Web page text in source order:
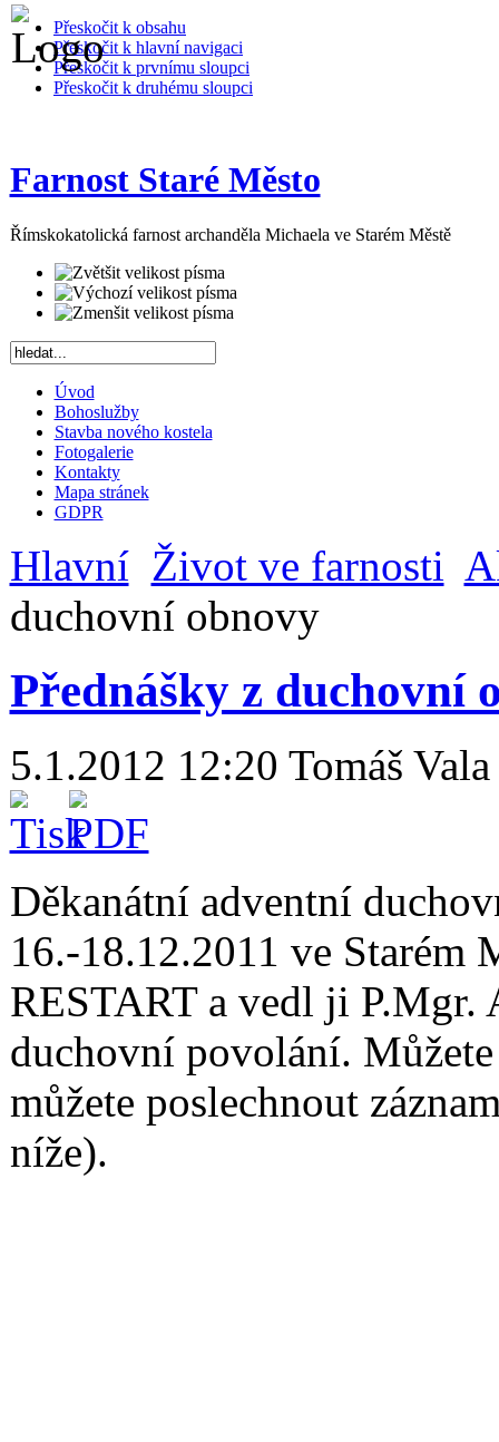
Přeskočit k obsahu
Přeskočit k hlavní navigaci
Přeskočit k prvnímu sloupci
Přeskočit k druhému sloupci
Farnost Staré Město
Římskokatolická farnost archanděla Michaela ve Starém Městě
Úvod
Bohoslužby
Stavba nového kostela
Fotogalerie
Kontakty
Mapa stránek
GDPR
Hlavní Život ve farnosti
duchovní obnovy
Přednášky z duchovní
5.1.2012 12:20 Tomáš Vala
Děkanátní adventní
16.-18.12.2011 ve Starém
RESTART a vedl ji
duchovní povolání.
můžete poslechnout
níže).